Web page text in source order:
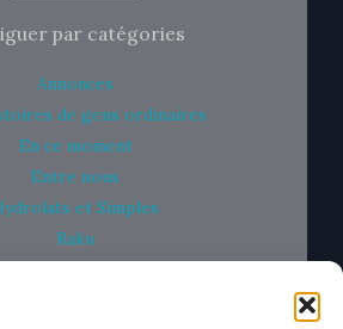
par catégories
Annonces
de gens ordinaires
En ce moment
Entre nous
et Simples
Raku